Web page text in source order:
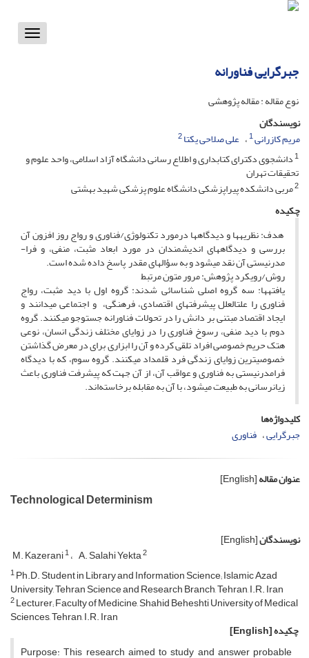
Toggle
جبرگرایی فناورانه
نوع مقاله : مقاله پژوهشی
نویسندگان
مریم کازرانی1 علی صلاحی یکتا2
1دانشجوی دکترای کتابداری و اطلاع رسانی دانشگاه آزاد اسلامی، واحد علوم و
تحقیقات تهران
2مربی دانشکده پیراپزشکی دانشگاه علوم پزشکی شهید بهشتی
چکیده
هدف: نظریه­ها و دیدگاه­ها درمورد تکنولوژی/فناوری و رواج روز افزون آن
بررسی و دیدگاه­های اندیشمندان در مورد ابعاد مثبت، منفی، و فرا­
مدرنیستی آن نقد می­شود و به سؤال­های مقدر پاسخ داده شده است.
روش/رویکرد پژوهش: مرور متون مرتبط
یافته­ها: سه گروه اصلی شناسائی شدند: گروه اول با دید مثبت، رواج
فناوری را علت­العلل پیشرفت­های اقتصادی، فرهنگی، و اجتماعی می­دانند و
ایجاد اقتصاد مبتنی بر دانش را در تحولات فناورانه جست­وجو می­کنند. گروه
دوم با دید منفی، رسوخ فناوری را در زوایای مختلف زندگی انسان، نوعی
هتک حریم خصوصی افراد تلقی کرده و آن را ابزاری برای در معرض گذاشتن
خصوصی­ترین زوایای زندگی فرد قلمداد می­کنند. گروه سوم، که با دیدگاه
فرامدرنیستی به فناوری و عواقب آن، از آن جهت که پیشرفت فناوری باعث
زیان­رسانی به طبیعت می­شود، با آن به مقابله برخاسته‌اند.
کلیدواژه‌ها
جبرگرایی فناوری
عنوان مقاله[English]
Technological Determinism
نویسندگان[English]
M. Kazerani1 A. Salahi Yekta2
1Ph.D. Student in Library and Information Science; Islamic Azad
University, Tehran Science and Research Branch, Tehran, I.R. Iran
2Lecturer; Faculty of Medicine, Shahid Beheshti University of Medical
Sciences, Tehran, I.R. Iran
چکیده[English]
Purpose: This research aimed to study and answer probable